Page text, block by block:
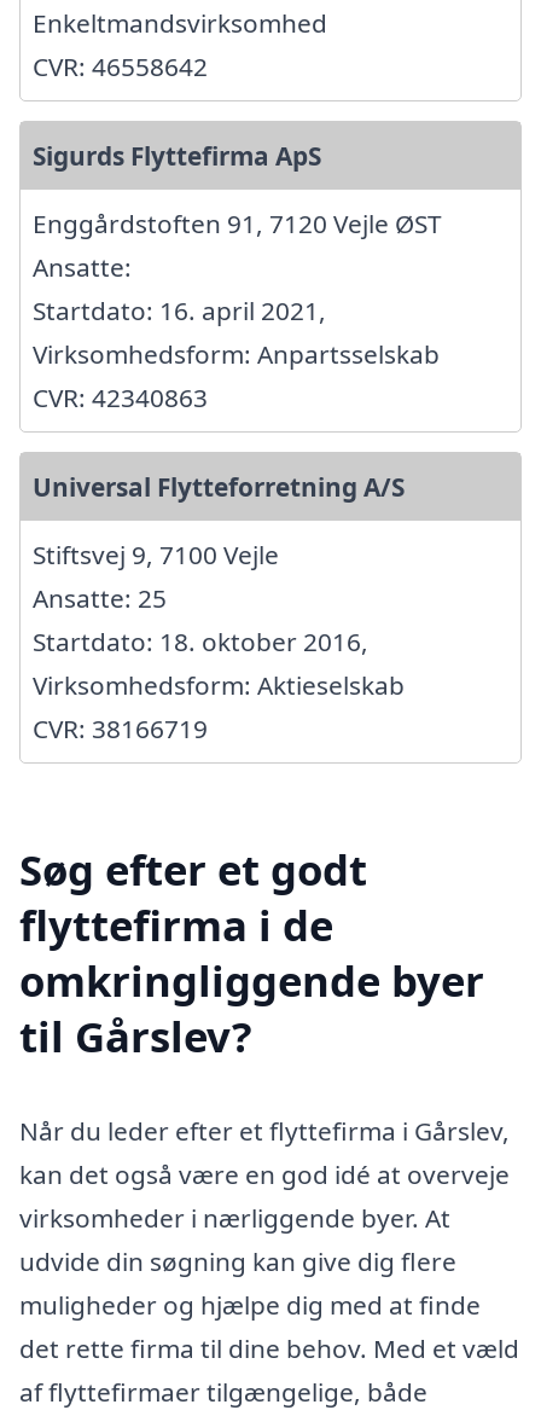
Enkeltmandsvirksomhed
CVR: 46558642
Sigurds Flyttefirma ApS
Enggårdstoften 91, 7120 Vejle ØST
Ansatte:
Startdato: 16. april 2021,
Virksomhedsform: Anpartsselskab
CVR: 42340863
Universal Flytteforretning A/S
Stiftsvej 9, 7100 Vejle
Ansatte: 25
Startdato: 18. oktober 2016,
Virksomhedsform: Aktieselskab
CVR: 38166719
Søg efter et godt
flyttefirma i de
omkringliggende byer
til Gårslev?
Når du leder efter et flyttefirma i Gårslev,
kan det også være en god idé at overveje
virksomheder i nærliggende byer. At
udvide din søgning kan give dig flere
muligheder og hjælpe dig med at finde
det rette firma til dine behov. Med et væld
af flyttefirmaer tilgængelige, både